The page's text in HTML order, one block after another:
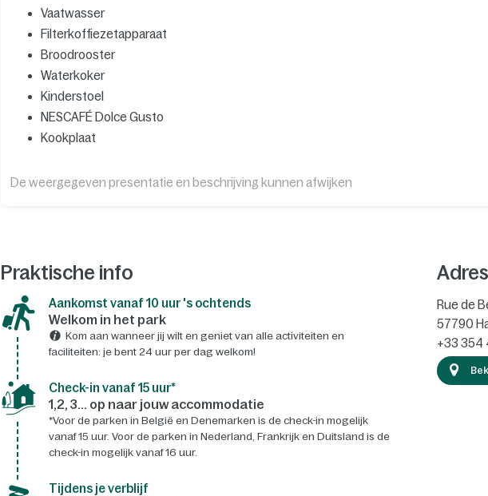
Vaatwasser
Filterkoffiezetapparaat
Broodrooster
Waterkoker
Kinderstoel
NESCAFÉ Dolce Gusto
Kookplaat
De weergegeven presentatie en beschrijving kunnen afwijken
Praktische info
Aankomst vanaf 10 uur 's ochtends
Welkom in het park
Kom aan wanneer jij wilt en geniet van alle activiteiten en
faciliteiten: je bent 24 uur per dag welkom!
Check-in vanaf 15 uur*
1,2, 3... op naar jouw accommodatie
*Voor de parken in België en Denemarken is de check-in mogelijk
vanaf 15 uur. Voor de parken in Nederland, Frankrijk en Duitsland is de
check-in mogelijk vanaf 16 uur.
Tijdens je verblijf
Adres
Rue de
57790
+33 354